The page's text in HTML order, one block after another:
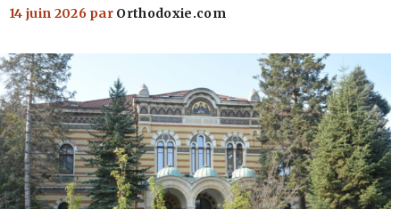
14 juin 2026 par Orthodoxie.com